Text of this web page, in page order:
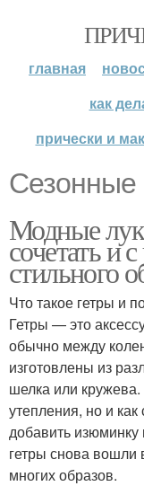
главная
как
прически и
Сезонные
Модные
сочетать и
стильного
Что такое гетры и
Гетры — это
обычно между
изготовлены из
шелка или
утепления, но и
добавить
гетры снова вошли
многих образов.